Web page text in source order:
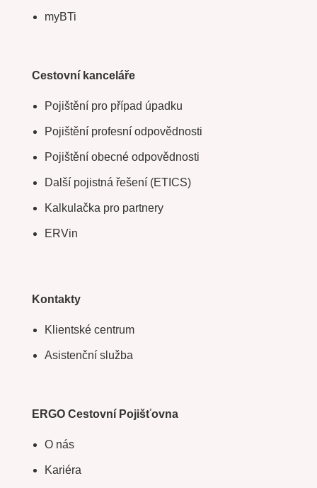
myBTi
Cestovní kanceláře
Pojištění pro případ úpadku
Pojištění profesní odpovědnosti
Pojištění obecné odpovědnosti
Další pojistná řešení (ETICS)
Kalkulačka pro partnery
ERVin
Kontakty
Klientské centrum
Asistenční služba
ERGO Cestovní Pojišťovna
O nás
Kariéra